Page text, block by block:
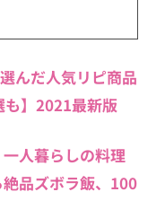
んだ人気リピ商品
も】2021最新版
人暮らしの料理
品ズボラ飯、100